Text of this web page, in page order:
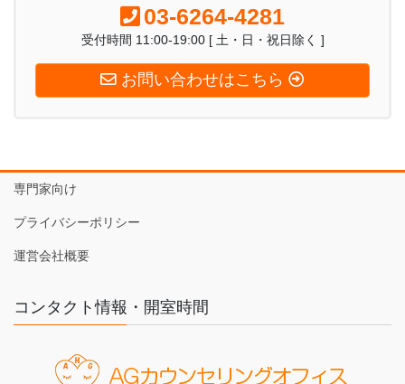
03-6264-4281
受付時間 11:00-19:00 [ 土・日・祝日除く ]
お問い合わせはこちら
専門家向け
プライバシーポリシー
運営会社概要
コンタクト情報・開室時間